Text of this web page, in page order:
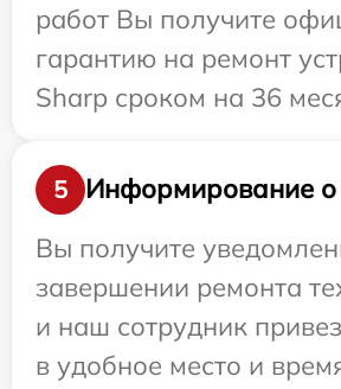
работ Вы получите
гарантию на ремонт
Sharp сроком на 36
5
Информирование о
Вы получите
завершении ремонта
и наш сотрудник
в удобное место и